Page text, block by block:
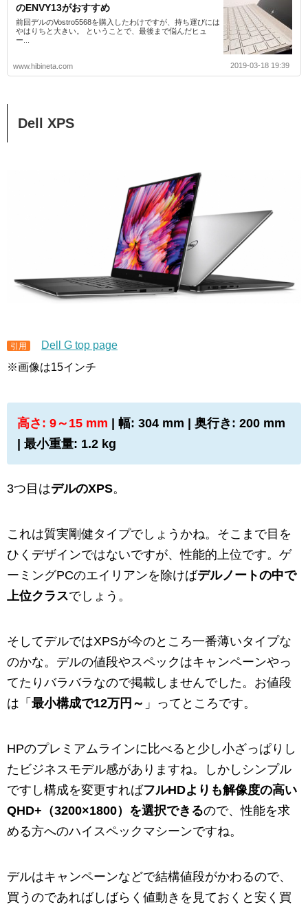
のENVY13がおすすめ
前回デルのVostro5568を購入したわけですが、持ち運びには
やはりちと大きい。 ということで、最後まで悩んだヒュ
ー...
www.hibineta.com 2019-03-18 19:39
Dell XPS
引用
Dell G top page
※画像は15インチ
高さ: 9～15 mm | 幅: 304 mm | 奥行き: 200 mm
| 最小重量: 1.2 kg
3つ目はデルのXPS。
これは質実剛健タイプでしょうかね。そこまで目を
ひくデザインではないですが、性能的上位です。ゲ
ーミングPCのエイリアンを除けばデルノートの中で
上位クラスでしょう。
そしてデルではXPSが今のところ一番薄いタイプな
のかな。デルの値段やスペックはキャンペーンやっ
てたりバラバラなので掲載しませんでした。お値段
は「 最小構成で12万円～ 」ってところです。
HPのプレミアムラインに比べると少し小ざっぱりし
たビジネスモデル感がありますね。しかしシンプル
ですし構成を変更すればフルHDよりも解像度の高い
QHD+（3200×1800）を選択できるので、性能を求
める方へのハイスペックマシーンですね。
デルはキャンペーンなどで結構値段がかわるので、
買うのであればしばらく値動きを見ておくと安く買